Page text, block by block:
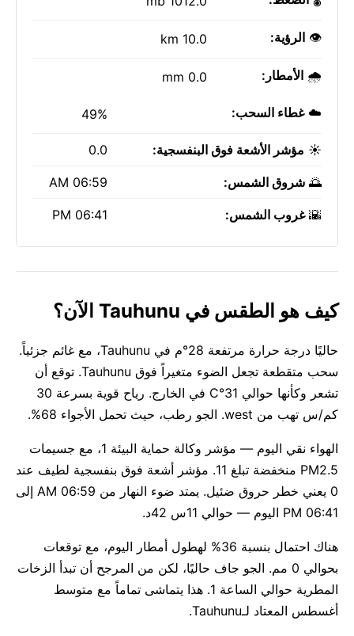
👁️ الرؤية: 10.0 km
🌧️ الأمطار: 0.0 mm
☁️غطاء السحب: 49%
☀️ مؤشر الأشعة فوق البنفسجية: 0.0
🌅 شروق الشمس: 06:59 AM
🌇غروب الشمس: 06:41 PM
كيف هو الطقس في Tauhunu الآن؟
حاليًا درجة حرارة مرتفعة 28°م في Tauhunu، مع غائم جزئياً.
سحب متقطعة تجعل الضوء متغيراً فوق Tauhunu. توقع أن
تشعر وكأنها حوالي 31°C في الخارج. رياح قوية بسرعة 30
كم/س تهب من west. الجو رطب، حيث تحمل الأجواء 68%.
الهواء نقي اليوم — مؤشر وكالة حماية البيئة 1، مع جسيمات
PM2.5 منخفضة تبلغ 11. مؤشر أشعة فوق بنفسجية لطيف عند
0 يعني خطر حروق ضئيل. يمتد ضوء النهار من 06:59 AM إلى
06:41 PM اليوم — حوالي 11س 42د.
هناك احتمال بنسبة 36% لهطول أمطار اليوم، مع توقعات
بحوالي 0 مم. الجو جاف حاليًا، لكن من المرجح أن تبدأ الزخات
المطرية حوالي الساعة 1. هذا يتماشى تماماً مع متوسط
أغسطس المعتاد لـTauhunu.